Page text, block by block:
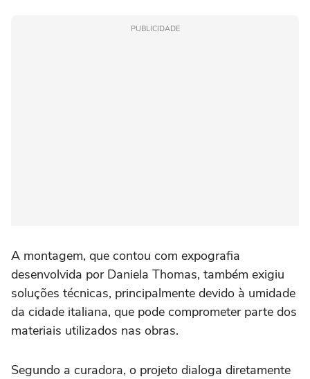
PUBLICIDADE
A montagem, que contou com expografia
desenvolvida por Daniela Thomas, também exigiu
soluções técnicas, principalmente devido à umidade
da cidade italiana, que pode comprometer parte dos
materiais utilizados nas obras.
Segundo a curadora, o projeto dialoga diretamente